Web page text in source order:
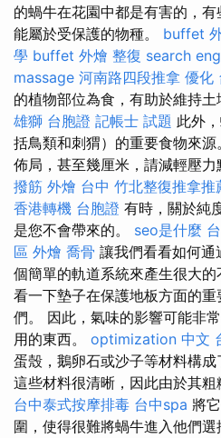
的蝸牛在花園中都是有害的，
能屬於受保護的物種。 buffet
學 buffet 外燴 整復 search
massage 河南路四段推拿 優化
的植物部位為食，有助於維持土
雄獅 台胞證 記帳士 試題 此外
括鳥類和刺猬）的重要食物來
佈局，甚至幾厘米，請減輕壓力
撥筋 外燴 台中 竹北整復推拿推
香港轉機 台胞證 有時，關於純
是您不會帶來的。 seo是什麼
區 外燴 喬骨 讓我們看看如何通
個簡單的軌道系統來產生很大的
看一下墊子在保護地板方面的
們。 因此，氣味的影響可能非
用的東西。 optimization 中文
蛋殼，鵝卵石或沙子等材料構
這些材料很清晰，因此由於其粗
台中泰式按摩排毒 台中spa 將
圍，使得很難將蝸牛進入他們選